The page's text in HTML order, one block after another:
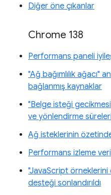
Diğer öne çıkanlar
Chrome 138
Performans paneli
"Ağ bağımlılık ağacı"
bağlanmış kaynaklar
"Belge isteği
ve yönlendirme süreleri
Ağ isteklerinin
Performans izleme
"JavaScript örneklerini
desteği sonlandırıldı